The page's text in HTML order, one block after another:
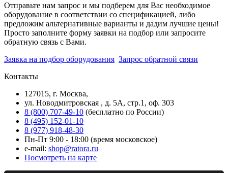
Отправьте нам запрос и мы подберем для Вас необходимое
оборудование в соответствии со спецификацией, либо
предложим альтернативные варианты и дадим лучшие цены!
Просто заполните форму заявки на подбор или запросите
обратную связь с Вами.
Заявка на подбор оборудования Запрос обратной связи
Контакты
127015, г. Москва,
ул. Новодмитровская , д. 5А, стр.1, оф. 303
8 (800) 707-49-10 (бесплатно по России)
8 (495) 152-01-10
8 (977) 918-48-30
Пн-Пт 9:00 - 18:00 (время московское)
e-mail: shop@ratora.ru
Посмотреть на карте